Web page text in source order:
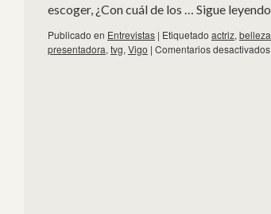
escoger, ¿Con cuál de los … Sigue leyendo
Publicado en Entrevistas | Etiquetado actriz, belleza
presentadora, tvg, Vigo | Comentarios desactivados